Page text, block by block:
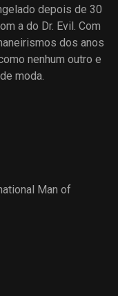
depois de 30
a do Dr. Evil. Com
dos anos
nenhum outro e
moda.
Man of